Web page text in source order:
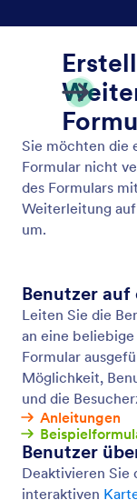
Sie
Wählen Sie
Vorlage mit
Generator